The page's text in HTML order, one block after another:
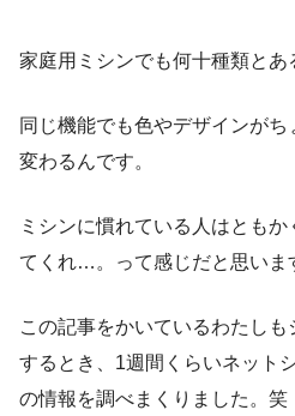
家庭用ミシンでも何十種類とあ
同じ機能でも色やデザインが
変わるんです。
ミシンに慣れている人はとも
てくれ…。って感じだと思いま
この記事をかいているわたしも
するとき、1週間くらいネット
の情報を調べまくりました。笑